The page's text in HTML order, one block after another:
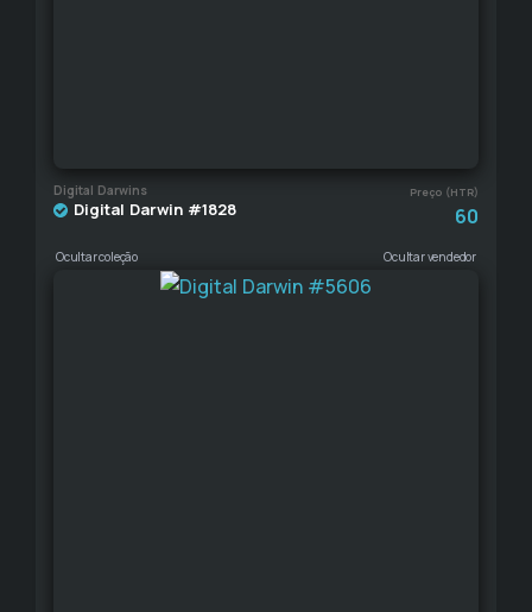
Digital Darwins Preço (HTR)
Digital Darwin #1828 60
Ocultar coleção Ocultar vendedor